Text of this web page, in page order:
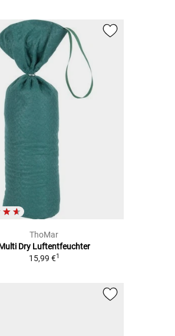
ThoMar
Dry Luftentfeuchter
15,99 €1